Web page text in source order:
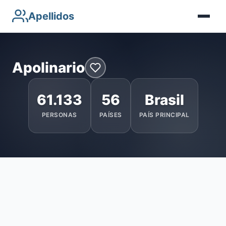
Apellidos
Apolinario
61.133
PERSONAS
56
PAÍSES
Brasil
PAÍS PRINCIPAL